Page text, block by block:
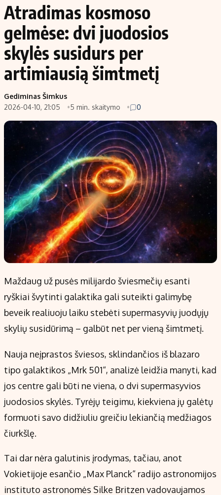
Atradimas kosmoso
gelmėse: dvi juodosios
skylės susidurs per
artimiausią šimtmetį
Gediminas Šimkus
2026-04-10, 21:05
5 min. skaitymo 0
Maždaug už pusės milijardo šviesmečių esanti
ryškiai švytinti galaktika gali suteikti galimybę
beveik realiuoju laiku stebėti supermasyvių juodųjų
skylių susidūrimą – galbūt net per vieną šimtmetį.
Nauja neįprastos šviesos, sklindančios iš blazaro
tipo galaktikos „Mrk 501“, analizė leidžia manyti, kad
jos centre gali būti ne viena, o dvi supermasyvios
juodosios skylės. Tyrėjų teigimu, kiekviena jų galėtų
formuoti savo didžiuliu greičiu lekiančią medžiagos
čiurkšlę.
Tai dar nėra galutinis įrodymas, tačiau, anot
Vokietijoje esančio „Max Planck“ radijo astronomijos
instituto astronomės Silke Britzen vadovaujamos